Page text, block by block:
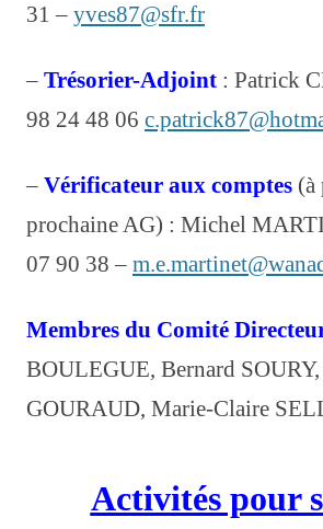
Clubs
AIXE RETRAITE SPORT SANTÉ
BEAUNE les MINES
FEYTIAT
LA JONCHÈRE
NIEUL
PANAZOL
SAINT GENCE
31 – yves87@sfr.fr
– Trésorier-Adjoint : Patrick
98 24 48 06
– Vérificateur aux comptes (à
prochaine AG) : Michel
07 90 38 –
Membres du Comité
BOULEGUE, Bernard SOURY,
GOURAUD, Marie-Claire
Activités pour